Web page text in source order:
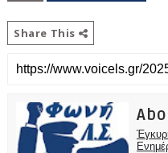
Share This